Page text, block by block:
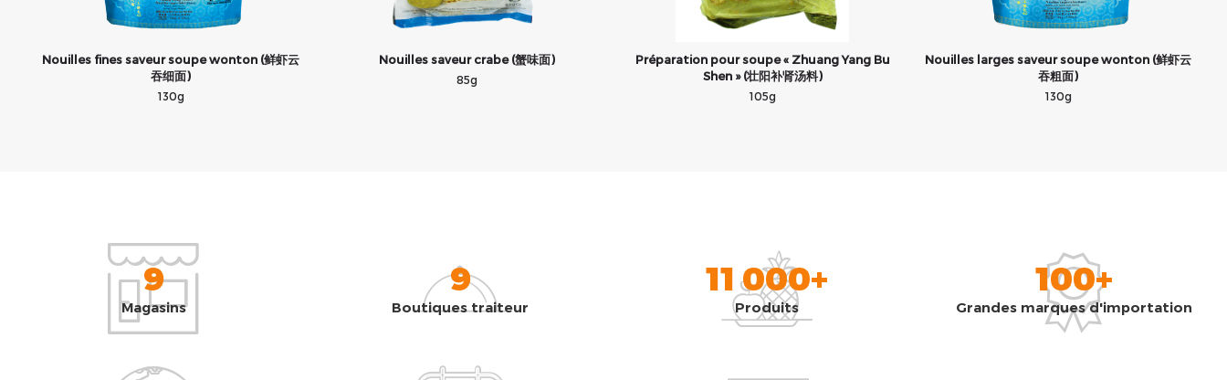
Nouilles fines saveur soupe wonton (鲜虾云
吞细面)
130g
Nouilles saveur crabe (蟹味面)
85g
Préparation pour soupe « Zhuang Yang Bu
Shen » (壮阳补肾汤料)
105g
Nouilles larges saveur soupe wonton (鲜虾云
吞粗面)
130g
9
Magasins
9
Boutiques traiteur
11 000+
Produits
100+
Grandes marques d'importation